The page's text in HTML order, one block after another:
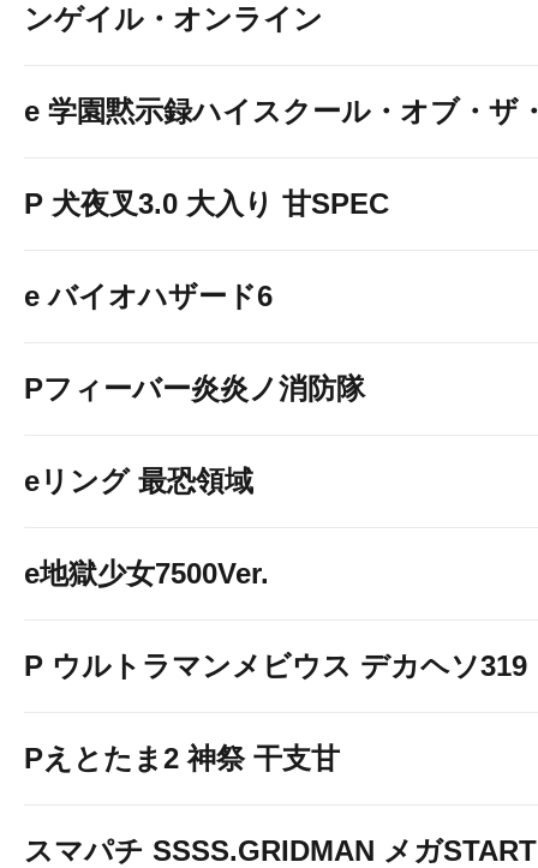
お気に入り登録受付中
ＰＸ牛久店をお気に入り登録
店舗からの最新情報のお知
PUSH通知を受け取る事ができ
ンゲイル・オンライン
e 学園黙示録ハイスクール・オブ・ザ
P 犬夜叉3.0 大入り 甘SPEC
e バイオハザード6
Pフィーバー炎炎ノ消防隊
eリング 最恐領域
e地獄少女7500Ver.
P ウルトラマンメビウス デカヘソ319
Pえとたま2 神祭 干支甘
スマパチ SSSS.GRIDMAN メガ